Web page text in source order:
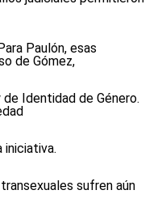
Paulón, esas
de Gómez,
de Identidad de Género.
iniciativa.
sufren aún